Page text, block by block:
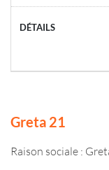
Greta 21
Raison sociale :